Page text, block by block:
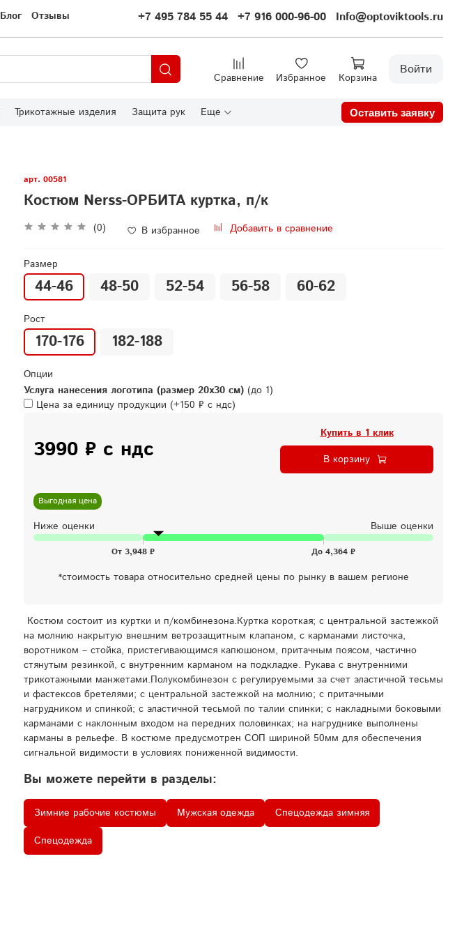
Блог Отзывы +7 495 784 55 44 +7 916 000-96-00 Info@optoviktools.ru
Сравнение Избранное Корзина
Войти
Трикотажные изделия Защита рук Еще Оставить заявку
арт. 00581
Костюм Nerss-ОРБИТА куртка, п/к
(0) В избранное Добавить в сравнение
Размер
44-46 48-50 52-54 56-58 60-62
Рост
170-176 182-188
Опции
Услуга нанесения логотипа (размер 20х30 см) (до 1)
Цена за единицу продукции (+150 ₽ с ндс)
3990 ₽ с ндс
Купить в 1 клик
В корзину
Выгодная цена
Ниже оценки Выше оценки
*стоимость товара относительно средней цены по рынку в вашем регионе
Костюм состоит из куртки и п/комбинезона.Куртка короткая; с центральной застежкой
на молнию накрытую внешним ветрозащитным клапаном, с карманами листочка,
воротником – стойка, пристегивающимся капюшоном, притачным поясом, частично
стянутым резинкой, с внутренним карманом на подкладке. Рукава с внутренними
трикотажными манжетами.Полукомбинезон с регулируемыми за счет эластичной тесьмы
и фастексов бретелями; с центральной застежкой на молнию; с притачными
нагрудником и спинкой; с эластичной тесьмой по талии спинки; с накладными боковыми
карманами с наклонным входом на передних половинках; на нагруднике выполнены
карманы в рельефе. В костюме предусмотрен СОП шириной 50мм для обеспечения
сигнальной видимости в условиях пониженной видимости.
Вы можете перейти в разделы:
Зимние рабочие костюмы Мужская одежда
Спецодежда зимняя
Спецодежда